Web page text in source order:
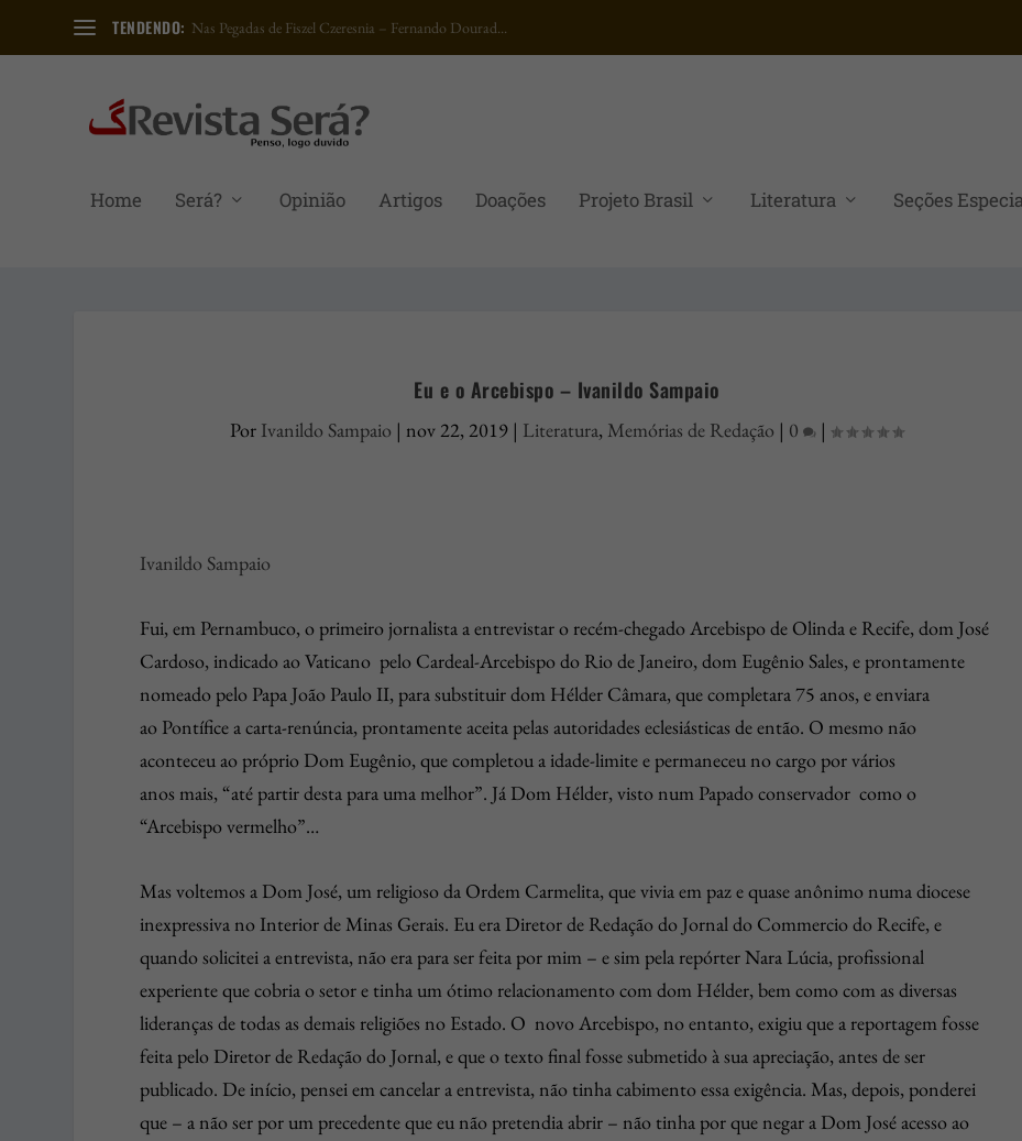
TENDENDO: Nas Pegadas de Fiszel Czeresnia – Fernando Dourad...
Home Será? Opinião Artigos Doações Projeto Brasil Literatura Seções
Eu e o Arcebispo – Ivanildo Sampaio
Por Ivanildo Sampaio | nov 22, 2019| Literatura, Memórias de Redação | 0 |
Ivanildo Sampaio
Fui, em Pernambuco, o primeiro jornalista a entrevistar o recém-chegado Arcebispo de Olinda e Recife, dom José
Cardoso, indicado ao Vaticano pelo Cardeal-Arcebispo do Rio de Janeiro, dom Eugênio Sales, e prontamente
nomeado pelo Papa João Paulo II, para substituir dom Hélder Câmara, que completara 75 anos, e enviara
ao Pontífice a carta-renúncia, prontamente aceita pelas autoridades eclesiásticas de então. O mesmo não
aconteceu ao próprio Dom Eugênio, que completou a idade-limite e permaneceu no cargo por vários
anos mais, “até partir desta para uma melhor”. Já Dom Hélder, visto num Papado conservador como o
“Arcebispo vermelho”…
Mas voltemos a Dom José, um religioso da Ordem Carmelita, que vivia em paz e quase anônimo numa diocese
inexpressiva no Interior de Minas Gerais. Eu era Diretor de Redação do Jornal do Commercio do Recife, e
quando solicitei a entrevista, não era para ser feita por mim – e sim pela repórter Nara Lúcia, profissional
experiente que cobria o setor e tinha um ótimo relacionamento com dom Hélder, bem como com as diversas
lideranças de todas as demais religiões no Estado. O novo Arcebispo, no entanto, exigiu que a reportagem fosse
feita pelo Diretor de Redação do Jornal, e que o texto final fosse submetido à sua apreciação, antes de ser
publicado. De início, pensei em cancelar a entrevista, não tinha cabimento essa exigência. Mas, depois, ponderei
que – a não ser por um precedente que eu não pretendia abrir – não tinha por que negar a Dom José acesso ao